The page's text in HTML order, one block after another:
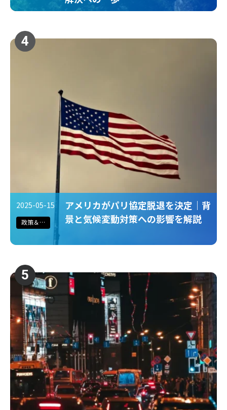
4
2025-05-15
政策＆法規制
アメリカがパリ協定脱退を決定｜背
景と気候変動対策への影響を解説
5